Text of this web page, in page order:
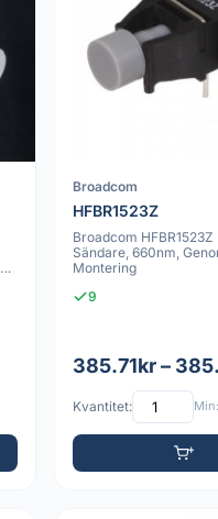
Broadcom
HFBR1523Z
Broadcom
Sändare, 660nm,
Montering
9
385.71kr –
Kvantitet: